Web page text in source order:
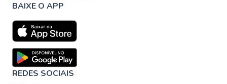
BAIXE O APP
REDES SOCIAIS